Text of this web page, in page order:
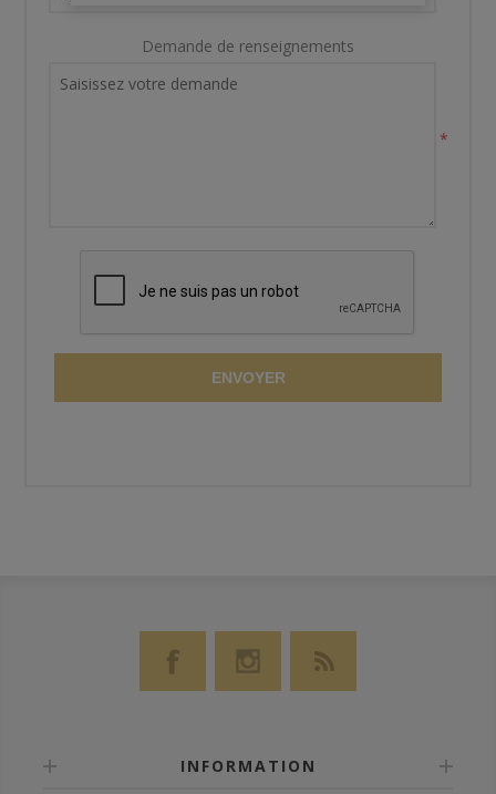
Demande de renseignements
*
ENVOYER
INFORMATION